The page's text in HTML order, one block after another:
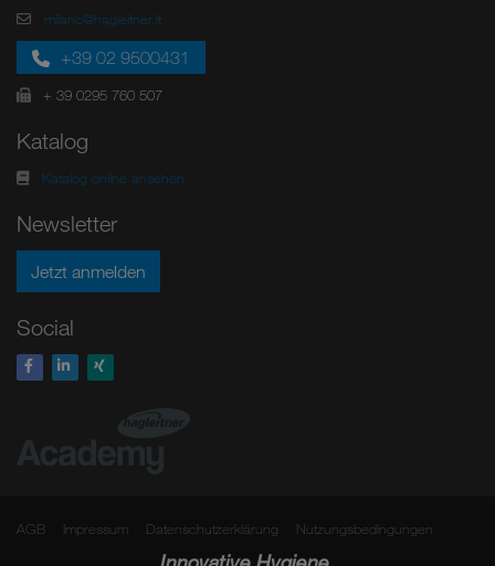
milano@hagleitner.it
+39 02 9500431
+ 39 0295 760 507
Katalog
Katalog online ansehen
Newsletter
Jetzt anmelden
Social
AGB Impressum Datenschutzerklärung Nutzungsbedingungen